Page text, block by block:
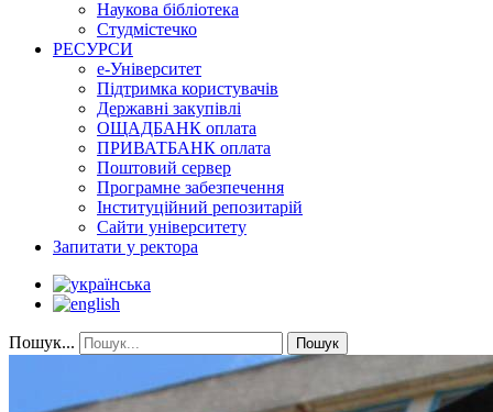
Наукова бібліотека
Студмістечко
РЕСУРСИ
е-Університет
Підтримка користувачів
Державні закупівлі
ОЩАДБАНК оплата
ПРИВАТБАНК оплата
Поштовий сервер
Програмне забезпечення
Інституційний репозитарій
Сайти університету
Запитати у ректора
Пошук... Пошук